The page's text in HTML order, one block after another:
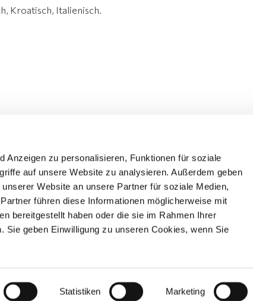
Anzeigen zu personalisieren, Funktionen für soziale
auf unsere Website zu analysieren. Außerdem geben
Website an unsere Partner für soziale Medien,
führen diese Informationen möglicherweise mit
bereitgestellt haben oder die sie im Rahmen Ihrer
Sie geben Einwilligung zu unseren Cookies, wenn Sie
Statistiken Marketing
Kroatisch, Italienisch.
Home Nutzungsbedingungen Datenschutzerklärung Über